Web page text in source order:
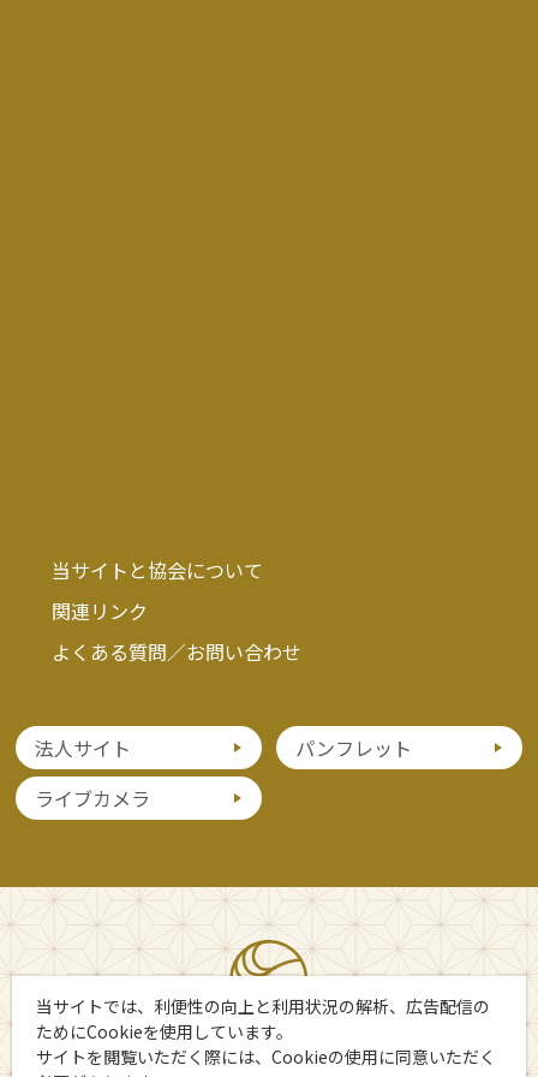
当サイトと協会について
関連リンク
よくある質問／お問い合わせ
法人サイト
パンフレット
ライブカメラ
当サイトでは、利便性の向上と利用状況の解析、広告配信の
ためにCookieを使用しています。
サイトを閲覧いただく際には、Cookieの使用に同意いただく